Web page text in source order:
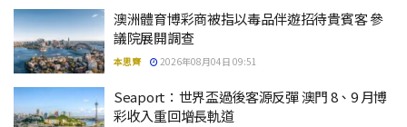
澳洲體育博彩商被指以毒品伴遊招待貴賓客 參
議院展開調查
本思齊 2026年08月04日 09:51
Seaport：世界盃過後客源反彈 澳門 8、9 月博
彩收入重回增長軌道